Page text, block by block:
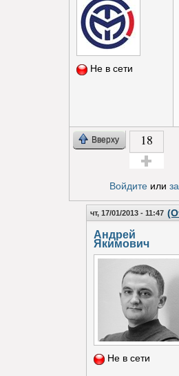
Не в сети
Вверху 18
Войдитеили
чт, 17/01/2013 - 11:47
Андрей
Якимович
Не в сети